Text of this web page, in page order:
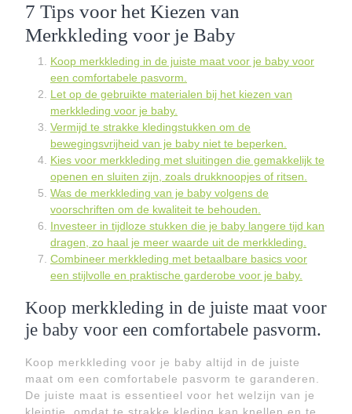
7 Tips voor het Kiezen van
Merkkleding voor je Baby
Koop merkkleding in de juiste maat voor je baby voor
een comfortabele pasvorm.
Let op de gebruikte materialen bij het kiezen van
merkkleding voor je baby.
Vermijd te strakke kledingstukken om de
bewegingsvrijheid van je baby niet te beperken.
Kies voor merkkleding met sluitingen die gemakkelijk te
openen en sluiten zijn, zoals drukknoopjes of ritsen.
Was de merkkleding van je baby volgens de
voorschriften om de kwaliteit te behouden.
Investeer in tijdloze stukken die je baby langere tijd kan
dragen, zo haal je meer waarde uit de merkkleding.
Combineer merkkleding met betaalbare basics voor
een stijlvolle en praktische garderobe voor je baby.
Koop merkkleding in de juiste maat voor
je baby voor een comfortabele pasvorm.
Koop merkkleding voor je baby altijd in de juiste
maat om een comfortabele pasvorm te garanderen.
De juiste maat is essentieel voor het welzijn van je